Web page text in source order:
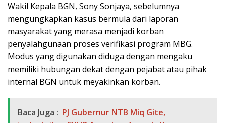
Wakil Kepala BGN, Sony Sonjaya, sebelumnya
mengungkapkan kasus bermula dari laporan
masyarakat yang merasa menjadi korban
penyalahgunaan proses verifikasi program MBG.
Modus yang digunakan diduga dengan mengaku
memiliki hubungan dekat dengan pejabat atau pihak
internal BGN untuk meyakinkan korban.
Baca Juga : PJ Gubernur NTB Miq Gite,